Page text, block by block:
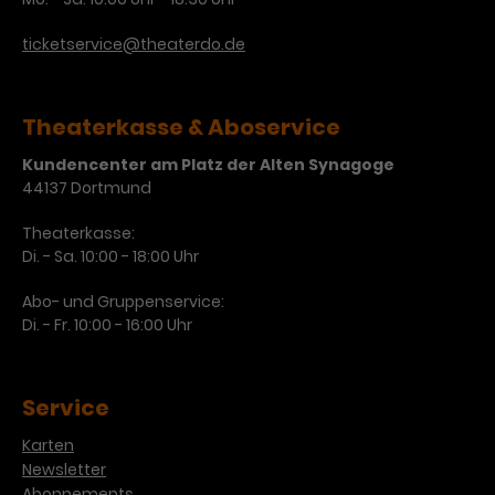
ticketservice@theaterdo.de
Theaterkasse & Aboservice
Kundencenter am Platz der Alten Synagoge
44137 Dortmund
Theaterkasse:
Di. - Sa. 10:00 - 18:00 Uhr
Abo- und Gruppenservice:
Di. - Fr. 10:00 - 16:00 Uhr
Service
Karten
Newsletter